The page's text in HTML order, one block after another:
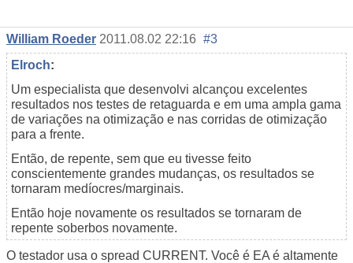
William Roeder 2011.08.02 22:16 #3
Elroch:
Um especialista que desenvolvi alcançou excelentes
resultados nos testes de retaguarda e em uma ampla gama
de variações na otimização e nas corridas de otimização
para a frente.
Então, de repente, sem que eu tivesse feito
conscientemente grandes mudanças, os resultados se
tornaram medíocres/marginais.
Então hoje novamente os resultados se tornaram de
repente soberbos novamente.
O testador usa o spread CURRENT. Você é EA é altamente